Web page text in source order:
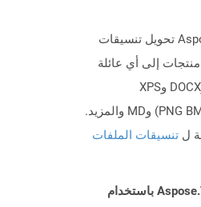
يمكن لـ Aspose.Total Cloud تحويل تنسيقات
إلى أي عائلة
منتجات أخرى إلى PDF وDOCX وXPS
وimage(TIFF وJPEG وPNG BMP) وMD والمزيد.
ل تنسيقات الملفات
البدء بـ Aspose.Total REST APIs باستخدام